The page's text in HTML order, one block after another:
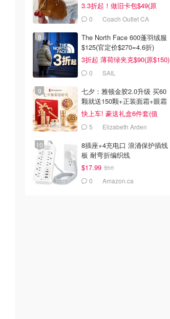
3.3折起！做旧卡包$49(原
$150)
0 Coach Outlet CA
The North Face 600蓬羽绒服
$125(官定价$270=4.6折)
3折起 薄荷绿夹克$90(原$150)
0 SAIL
七夕：雅顿金胶2.0升级 买60
颗就送150颗+正装面霜+眼霜
快上车! 豪送礼盒6件套(值
$596)
5 Elizabeth Arden
8插座+4充电口 浪涌保护插线
板 耐弯折编织线
$17.99 $50
0 Amazon.ca